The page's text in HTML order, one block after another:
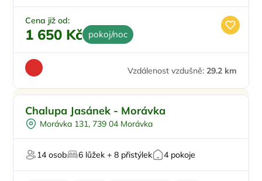
Cena již od:
1 650 Kč pokoj/noc
Vzdálenost vzdušně: 29.2 km
Koupací sud
Sauna
V chráněném uzemí
Chalupa Jasánek - Morávka
Morávka 131, 739 04 Morávka
14 osob 6 lůžek + 8 přistýlek 4 pokoje